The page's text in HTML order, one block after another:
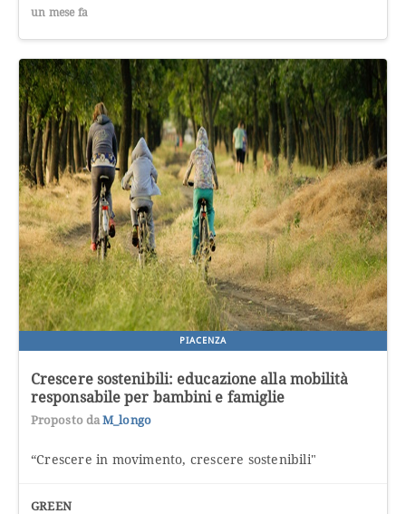
un mese fa
PIACENZA
Crescere sostenibili: educazione alla mobilità
responsabile per bambini e famiglie
Proposto da M_longo
“Crescere in movimento, crescere sostenibili"
GREEN